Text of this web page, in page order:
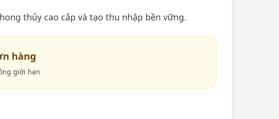
thủy cao cấp và tạo thu nhập bền vững.
hàng
giới hạn